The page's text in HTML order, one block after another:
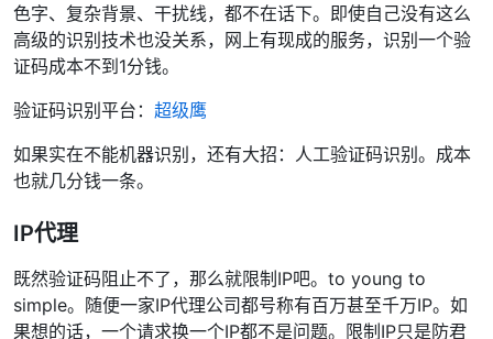
色字、复杂背景、干扰线，都不在话下。即使自己没有这么
高级的识别技术也没关系，网上有现成的服务，识别一个验
证码成本不到1分钱。
验证码识别平台： 超级鹰
如果实在不能机器识别，还有大招：人工验证码识别。成本
也就几分钱一条。
IP代理
既然验证码阻止不了，那么就限制IP吧。to young to
simple。随便一家IP代理公司都号称有百万甚至千万IP。如
果想的话，一个请求换一个IP都不是问题。限制IP只是防君